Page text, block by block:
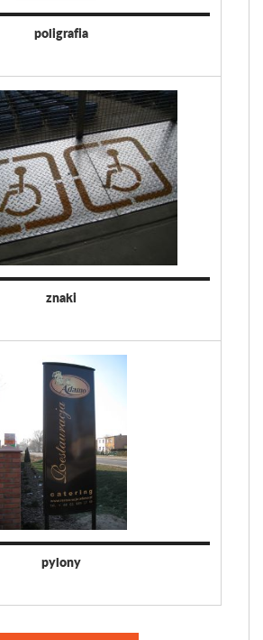
poligrafia
znaki
pylony